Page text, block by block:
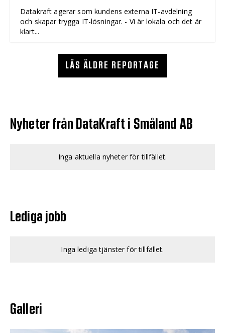
Datakraft agerar som kundens externa IT-avdelning
och skapar trygga IT-lösningar. - Vi är lokala och det är
klart...
LÄS ÄLDRE REPORTAGE
Nyheter från DataKraft i Småland AB
Inga aktuella nyheter för tillfället.
Lediga jobb
Inga lediga tjänster för tillfället.
Galleri